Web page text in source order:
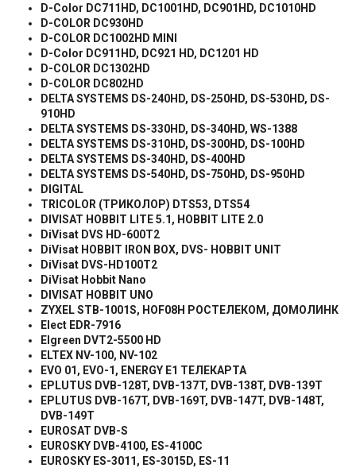
D-Color DC711HD, DC1001HD, DC901HD, DC1010HD
D-COLOR DC930HD
D-COLOR DC1002HD MINI
D-Color DC911HD, DC921 HD, DC1201 HD
D-COLOR DC1302HD
D-COLOR DC802HD
DELTA SYSTEMS DS-240HD, DS-250HD, DS-530HD, DS-
910HD
DELTA SYSTEMS DS-330HD, DS-340HD, WS-1388
DELTA SYSTEMS DS-310HD, DS-300HD, DS-100HD
DELTA SYSTEMS DS-340HD, DS-400HD
DELTA SYSTEMS DS-540HD, DS-750HD, DS-950HD
DIGITAL
TRICOLOR (ТРИКОЛОР) DTS53, DTS54
DIVISAT HOBBIT LITE 5.1, HOBBIT LITE 2.0
DiVisat DVS HD-600T2
DiVisat HOBBIT IRON BOX, DVS- HOBBIT UNIT
DiVisat DVS-HD100T2
DiVisat Hobbit Nano
DIVISAT HOBBIT UNO
ZYXEL STB-1001S, HOF08H РОСТЕЛЕКОМ, ДОМОЛИНК
Elect EDR-7916
Elgreen DVT2-5500 HD
ELTEX NV-100, NV-102
EVO 01, EVO-1, ENERGY E1 ТЕЛЕКАРТА
EPLUTUS DVB-128T, DVB-137T, DVB-138T, DVB-139T
EPLUTUS DVB-167T, DVB-169T, DVB-147T, DVB-148T,
DVB-149T
EUROSAT DVB-S
EUROSKY DVB-4100, ES-4100C
EUROSKY ES-3011, ES-3015D, ES-11